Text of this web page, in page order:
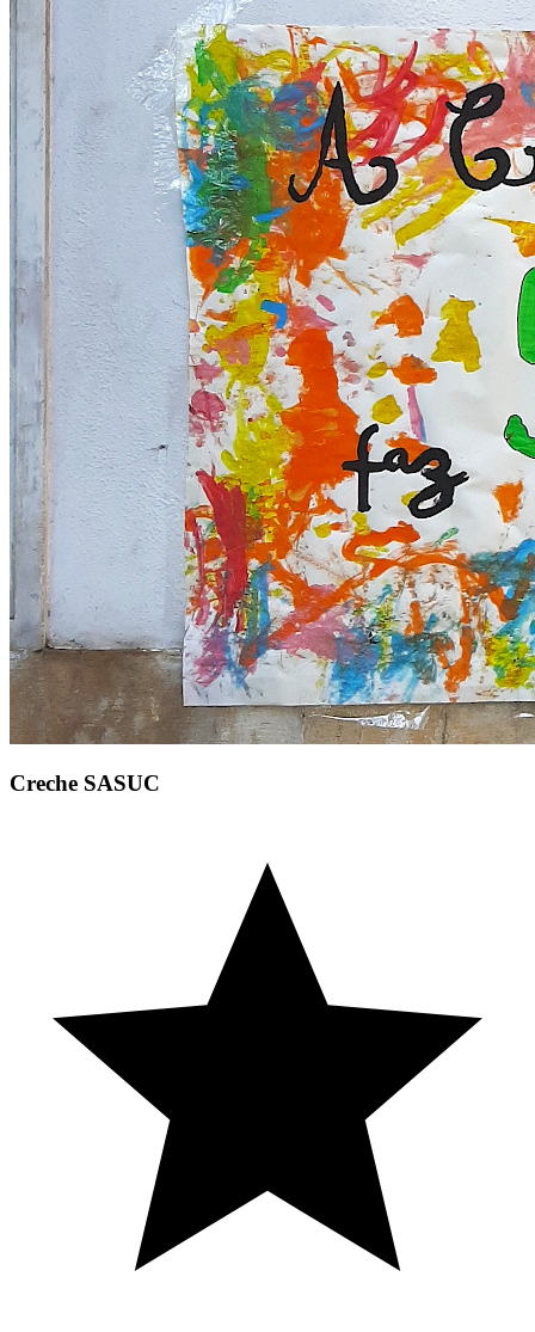
Creche SASUC